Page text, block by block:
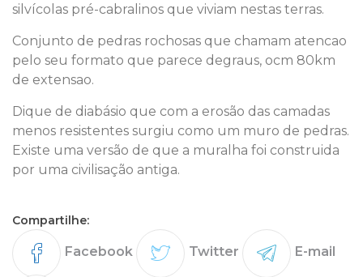
silvícolas pré-cabralinos que viviam nestas terras.
Conjunto de pedras rochosas que chamam atencao
pelo seu formato que parece degraus, ocm 80km
de extensao.
Dique de diabásio que com a erosão das camadas
menos resistentes surgiu como um muro de pedras.
Existe uma versão de que a muralha foi construida
por uma civilisação antiga.
Compartilhe:
Facebook Twitter E-mail